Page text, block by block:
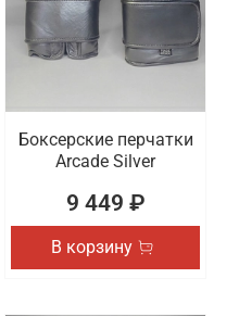
Боксерские перчатки
Arcade Silver
9 449 ₽
В корзину